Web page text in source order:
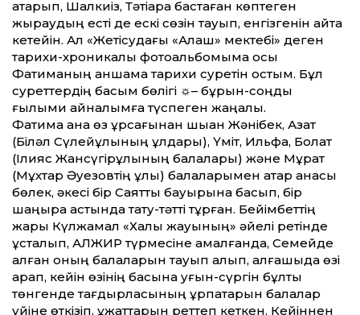
ақтарып, Шалкиіз, Тәтіқара бастаған көптеген
жыраудың есті де ескі сөзін тауып, енгізгенін айта
кетейін. Ал «Жетісудағы «Алаш» мектебі» деген
тарихи-хроникалық фотоальбомыма осы
Фатиманың қаншама тарихи суретін қостым. Бұл
суреттердің басым бөлігі ☼– бұрын-соңды
ғылыми айналымға түспеген жаңалық.
Фатима ана өз құрсағынан шыққан Жәнібек, Азат
(Біләл Сүлейұлының ұлдары), Үміт, Ильфа, Болат
(Ілияс Жансүгірұлының балалары) және Мұрат
(Мұхтар Әуезовтің ұлы) балаларымен қатар анасы
бөлек, әкесі бір Саятты бауырына басып, бір
шаңырақ астында тату-тәтті тұрған. Бейімбеттің
жары Күлжамал «Халық жауының» әйелі ретінде
ұсталып, АЛЖИР түрмесіне қамалғанда, Семейде
қалған оның балаларын тауып алып, алғашқыда өзі
қарап, кейін өзінің басына қуғын-сүргін бұлты
төнгенде тағдырласының ұрпақтарын балалар
үйіне өткізіп, құжаттарын реттеп кеткен. Кейіннен